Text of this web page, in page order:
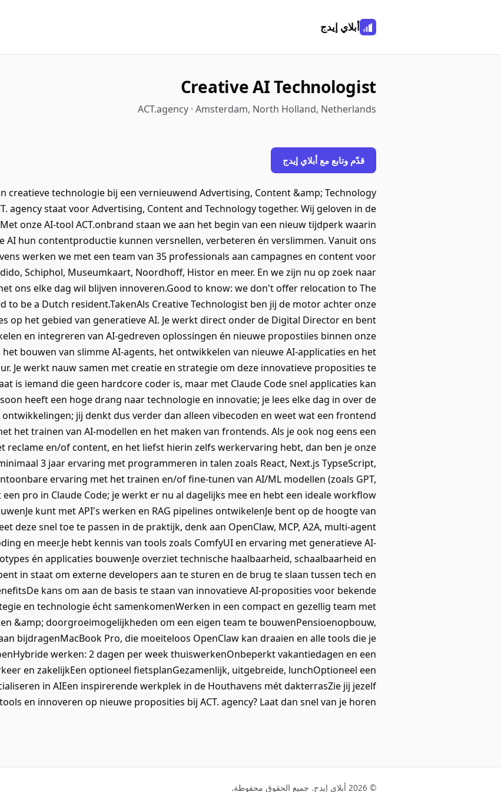
أبلاي إيدج
Creative AI Technologist
ACT.agency · Amsterdam, North Holland, Netherlands
قدّم وتابع مع أبلاي إيدج
creatieve technologie bij een vernieuwend Advertising, Content &amp; Technology
agency staat voor Advertising, Content and Technology together. Wij geloven in de
onze AI-tool ACT.onbrand staan we aan het begin van een nieuw tijdperk waarin
AI hun contentproductie kunnen versnellen, verbeteren én verslimmen. Vanuit ons
werken we met een team van 35 professionals aan campagnes en content voor
Schiphol, Museumkaart, Noordhoff, Histor en meer. En we zijn nu op zoek naar
ons elke dag wil blijven innoveren.Good to know: we don't offer relocation to The
to be a Dutch resident.TakenAls Creative Technologist ben jij de motor achter onze
op het gebied van generatieve AI. Je werkt direct onder de Digital Director en bent
en integreren van AI-gedreven oplossingen én nieuwe propostiies binnen onze
bouwen van slimme AI-agents, het ontwikkelen van nieuwe AI-applicaties en het
Je werkt nauw samen met creatie en strategie om deze innovatieve proposities te
is iemand die geen hardcore coder is, maar met Claude Code snel applicaties kan
heeft een hoge drang naar technologie en innovatie; je lees elke dag in over de
jij denkt dus verder dan alleen vibecoden en weet wat een frontend
het trainen van AI-modellen en het maken van frontends. Als je ook nog eens een
reclame en/of content, en het liefst hierin zelfs werkervaring hebt, dan ben je onze
3 jaar ervaring met programmeren in talen zoals React, Next.js TypseScript,
ervaring met het trainen en/of fine-tunen van AI/ML modellen (zoals GPT,
een pro in Claude Code; je werkt er nu al dagelijks mee en hebt een ideale workflow
kunt met API's werken en RAG pipelines ontwikelenJe bent op de hoogte van
deze snel toe te passen in de praktijk, denk aan OpenClaw, MCP, A2A, multi-agent
en meer.Je hebt kennis van tools zoals ComfyUI en ervaring met generatieve AI-
én applicaties bouwenJe overziet technische haalbaarheid, schaalbaarheid en
in staat om externe developers aan te sturen en de brug te slaan tussen tech en
kans om aan de basis te staan van innovatieve AI-proposities voor bekende
en technologie écht samenkomenWerken in een compact en gezellig team met
&amp; doorgroeimogelijkheden om een eigen team te bouwenPensioenopbouw,
bijdragenMacBook Pro, die moeiteloos OpenClaw kan draaien en alle tools die je
werken: 2 dagen per week thuiswerkenOnbeperkt vakantiedagen en een
en zakelijkEen optioneel fietsplanGezamenlijk, uitgebreide, lunchOptioneel een
in AIEen inspirerende werkplek in de Houthavens mét dakterrasZie jij jezelf
en innoveren op nieuwe proposities bij ACT. agency? Laat dan snel van je horen!
© 2026 أبلاي إيدج. جميع الحقوق محفوظة.